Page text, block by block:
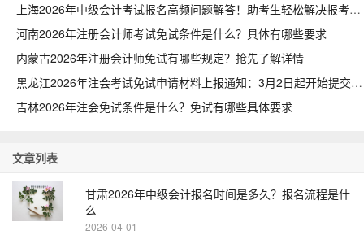
上海2026年中级会计考试报名高频问题解答！助考生轻松解决报考困惑
河南2026年注册会计师考试免试条件是什么？具体有哪些要求
内蒙古2026年注册会计师免试有哪些规定？抢先了解详情
黑龙江2026年注会考试免试申请材料上报通知：3月2日起开始提交
吉林2026年注会免试条件是什么？免试有哪些具体要求
文章列表
甘肃2026年中级会计报名时间是多久？报名流程是什
么
2026-04-01